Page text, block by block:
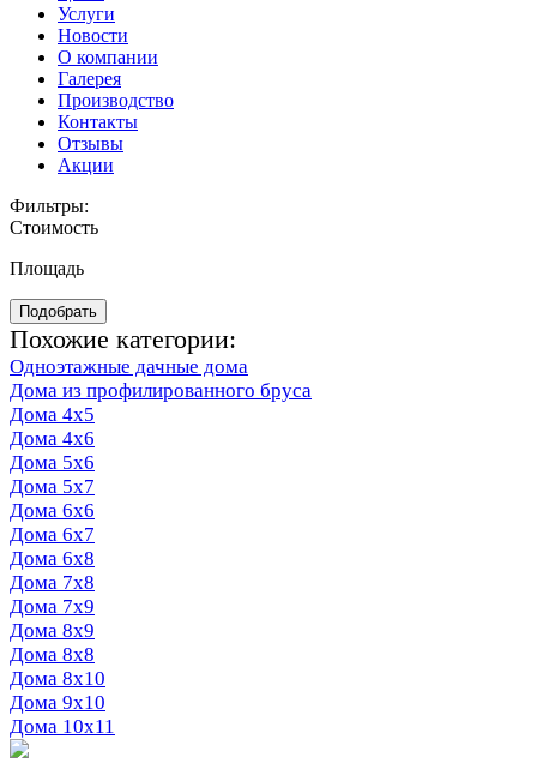
Услуги
Новости
О компании
Галерея
Производство
Контакты
Отзывы
Акции
Фильтры:
Стоимость
Площадь
Похожие категории:
Одноэтажные дачные дома
Дома из профилированного бруса
Дома 4х5
Дома 4х6
Дома 5x6
Дома 5х7
Дома 6х6
Дома 6х7
Дома 6х8
Дома 7х8
Дома 7х9
Дома 8х9
Дома 8х8
Дома 8х10
Дома 9х10
Дома 10х11